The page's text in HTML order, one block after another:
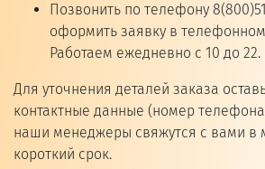
Позвонить по телефону
оформить заявку в
Работаем ежедневно с 10 до 22.
Для уточнения деталей заказа
контактные данные (номер
наши менеджеры свяжутся с вами в
короткий срок.